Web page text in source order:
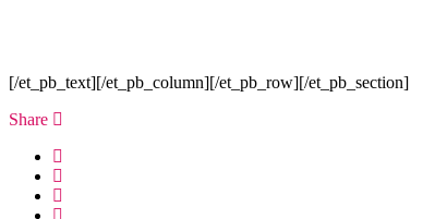
[/et_pb_text][/et_pb_column][/et_pb_row][/et_pb_section]
Share